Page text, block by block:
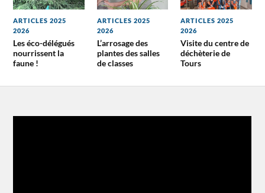
ARTICLES 2025
2026
Les éco-délégués
nourrissent la
faune !
ARTICLES 2025
2026
L’arrosage des
plantes des salles
de classes
ARTICLES 2025
2026
Visite du centre de
déchèterie de
Tours